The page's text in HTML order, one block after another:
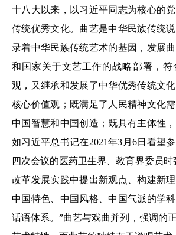
十八大以来，以习近平同志为核心的
传统优秀文化。曲艺是中华民族传统
录着中华民族传统艺术的基因，发展
和国家关于文艺工作的战略部署，符
观，又继承和发展了中华优秀传统文
核心价值观；既满足了人民精神文化
中国智慧和中国创造；既具有主体性
如习近平总书记在2021年3月6日看望
四次会议的医药卫生界、教育界委员时
改革发展实践中提出新观点、构建新
中国特色、中国风格、中国气派的学科
话语体系。”曲艺与戏曲并列，强调的